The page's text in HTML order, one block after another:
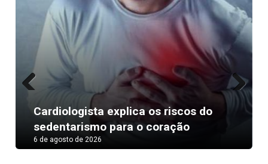
explica os riscos do
para o coração
Como as
volumoso o dia
Previous Next